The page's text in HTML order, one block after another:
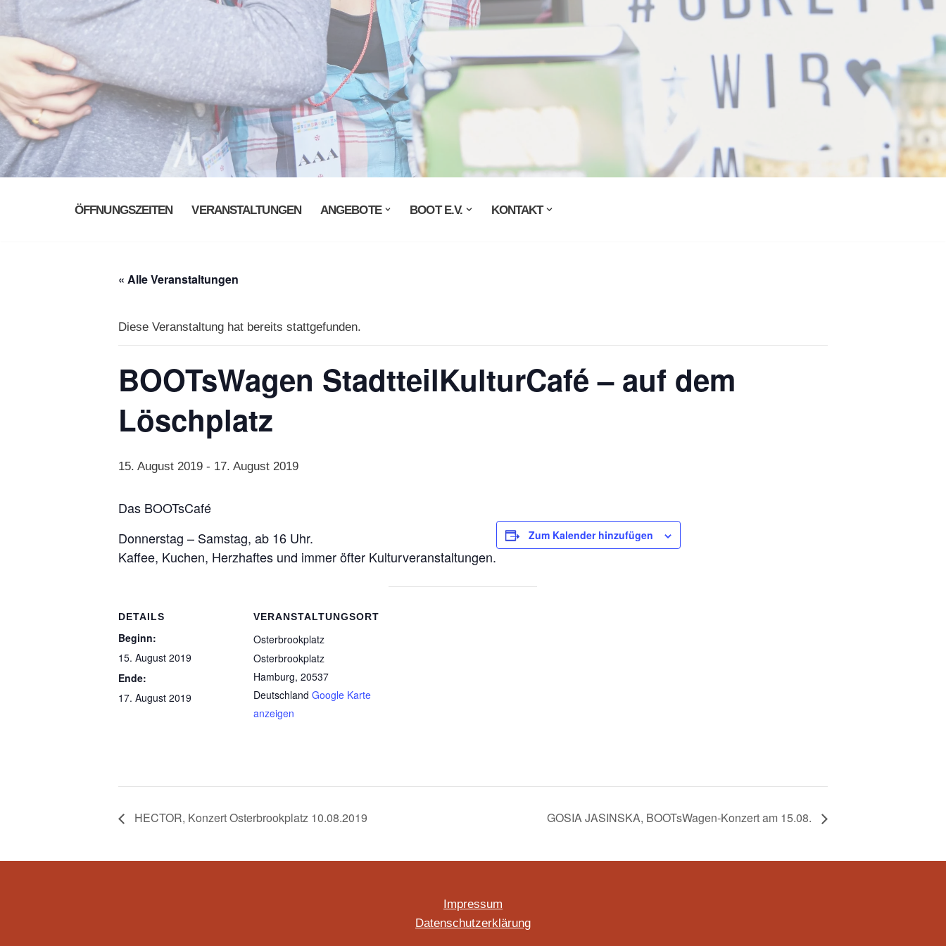
ÖFFNUNGSZEITEN VERANSTALTUNGEN ANGEBOTE BOOT E.V. KONTAKT
« Alle Veranstaltungen
Diese Veranstaltung hat bereits stattgefunden.
BOOTsWagen StadtteilKulturCafé – auf dem
Löschplatz
15. August 2019 - 17. August 2019
Das BOOTsCafé
Donnerstag – Samstag, ab 16 Uhr.
Kaffee, Kuchen, Herzhaftes und immer öfter Kulturveranstaltungen.
Zum Kalender hinzufügen
DETAILS
Beginn:
15. August 2019
Ende:
17. August 2019
VERANSTALTUNGSORT
Osterbrookplatz
Osterbrookplatz
Hamburg, 20537
Deutschland Google Karte
anzeigen
HECTOR, Konzert Osterbrookplatz 10.08.2019 GOSIA JASINSKA, BOOTsWagen-Konzert am 15.08.
Impressum
Datenschutzerklärung